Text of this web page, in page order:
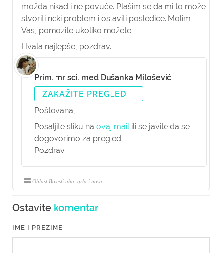
možda nikad i ne povuče. Plašim se da mi to može
stvoriti neki problem i ostaviti posledice. Molim
Vas, pomozite ukoliko možete.
Hvala najlepše, pozdrav.
Prim. mr sci. med Dušanka Milošević
ZAKAŽITE PREGLED
Poštovana,
Posaljite sliku na ovaj mailili se javite da se
dogovorimo za pregled.
Pozdrav
Oblast Bolesti uha, grla i nosa
Ostavite komentar
IME I PREZIME